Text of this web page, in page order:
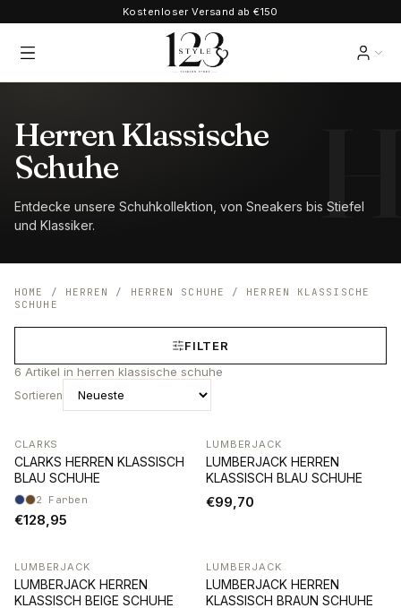
Kostenloser Versand ab €150
Herren Klassische
Schuhe
Entdecke unsere Schuhkollektion, von Sneakers bis Stiefel
und Klassiker.
HOME / HERREN / HERREN SCHUHE / HERREN KLASSISCHE
SCHUHE
FILTER
6 Artikel in herren klassische schuhe
Sortieren
CLARKS
CLARKS HERREN KLASSISCH
BLAU SCHUHE
2 Farben
€128,95
LUMBERJACK
LUMBERJACK HERREN
KLASSISCH BLAU SCHUHE
€99,70
LUMBERJACK
LUMBERJACK HERREN
KLASSISCH BEIGE SCHUHE
LUMBERJACK
LUMBERJACK HERREN
KLASSISCH BRAUN SCHUHE